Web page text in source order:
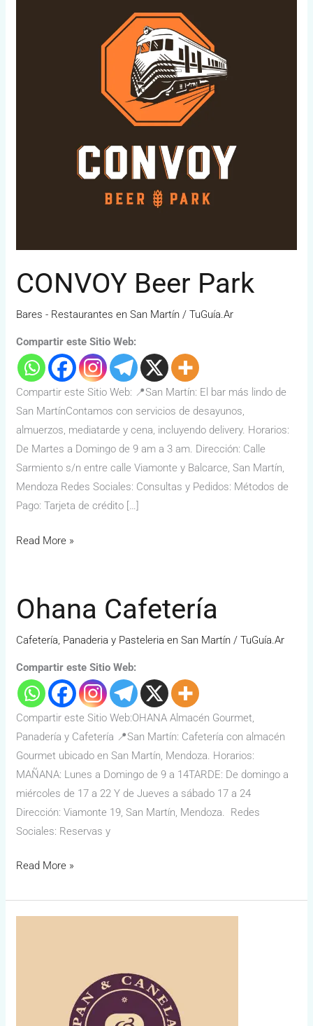
CONVOY Beer Park
Bares - Restaurantes en San Martín /TuGuía.Ar
Compartir este Sitio Web:
Compartir este Sitio Web: 📍San Martín: El bar más lindo de
San MartínContamos con servicios de desayunos,
almuerzos, mediatarde y cena, incluyendo delivery. Horarios:
De Martes a Domingo de 9 am a 3 am. Dirección: Calle
Sarmiento s/n entre calle Viamonte y Balcarce, San Martín,
Mendoza Redes Sociales: Consultas y Pedidos: Métodos de
Pago: Tarjeta de crédito […]
Read More »
Ohana Cafetería
Cafetería, Panaderia y Pasteleria en San Martín /TuGuía.Ar
Compartir este Sitio Web:
Compartir este Sitio Web:OHANA Almacén Gourmet,
Panadería y Cafetería 📍San Martín: Cafetería con almacén
Gourmet ubicado en San Martín, Mendoza. Horarios:
MAÑANA: Lunes a Domingo de 9 a 14TARDE: De domingo a
miércoles de 17 a 22 Y de Jueves a sábado 17 a 24
Dirección: Viamonte 19, San Martín, Mendoza. Redes
Sociales: Reservas y
Ohana
Cafetería
Read More »